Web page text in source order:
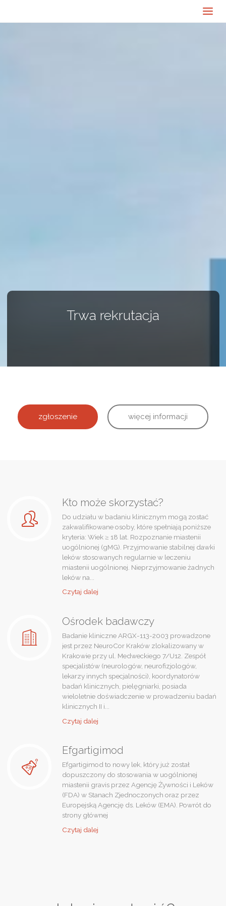
Trwa rekrutacja
zgłoszenie więcej informacji
Kto może skorzystać?
Do udziału w badaniu klinicznym mogą zostać
zakwalifikowane osoby, które spełniają poniższe
kryteria: Wiek ≥ 18 lat. Rozpoznanie miastenii
uogólnionej (gMG). Przyjmowanie stabilnej dawki
leków stosowanych regularnie w leczeniu
miastenii uogólnionej. Nieprzyjmowanie żadnych
leków na...
Czytaj dalej"Kto
skorzystać?"
Ośrodek badawczy
Badanie kliniczne ARGX-113-2003 prowadzone
jest przez NeuroCor Kraków zlokalizowany w
Krakowie przy ul. Medweckiego 7/U12. Zespół
specjalistów (neurologów, neurofizjologów,
lekarzy innych specjalności), koordynatorów
badań klinicznych, pielęgniarki, posiada
wieloletnie doświadczenie w prowadzeniu badań
klinicznych II i...
Czytaj dalej"Ośrodek
Efgartigimod
Efgartigimod to nowy lek, który już został
dopuszczony do stosowania w uogólnionej
miastenii gravis przez Agencję Żywności i Leków
(FDA) w Stanach Zjednoczonych oraz przez
Europejską Agencję ds. Leków (EMA). Powrót do
strony głównej
Czytaj dalej"Efgartigimod"